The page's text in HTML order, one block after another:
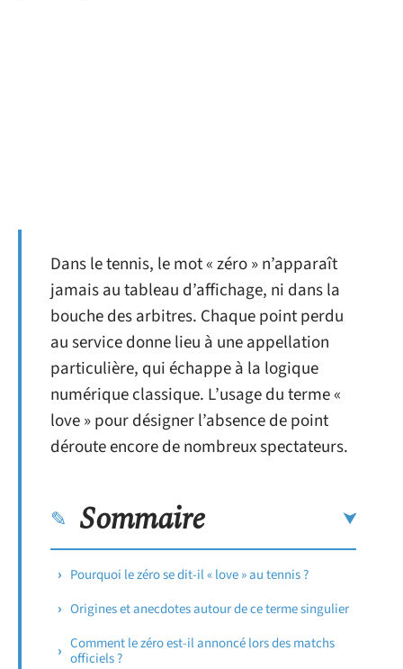
Dans le tennis, le mot « zéro » n’apparaît
jamais au tableau d’affichage, ni dans la
bouche des arbitres. Chaque point perdu
au service donne lieu à une appellation
particulière, qui échappe à la logique
numérique classique. L’usage du terme «
love » pour désigner l’absence de point
déroute encore de nombreux spectateurs.
Sommaire
Pourquoi le zéro se dit-il « love » au tennis ?
Origines et anecdotes autour de ce terme singulier
Comment le zéro est-il annoncé lors des matchs
officiels ?